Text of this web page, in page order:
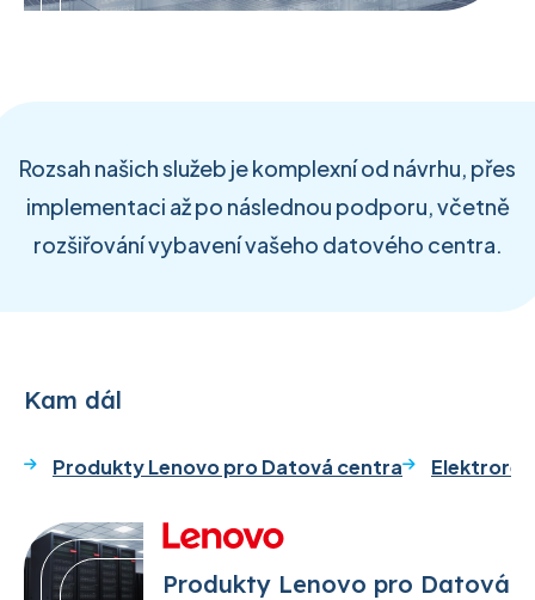
Rozsah našich služeb je komplexní od návrhu, přes
implementaci až po následnou podporu, včetně
rozšiřování vybavení vašeho datového centra.
Kam dál
Produkty Lenovo pro Datová centra
Produkty Lenovo pro Datová